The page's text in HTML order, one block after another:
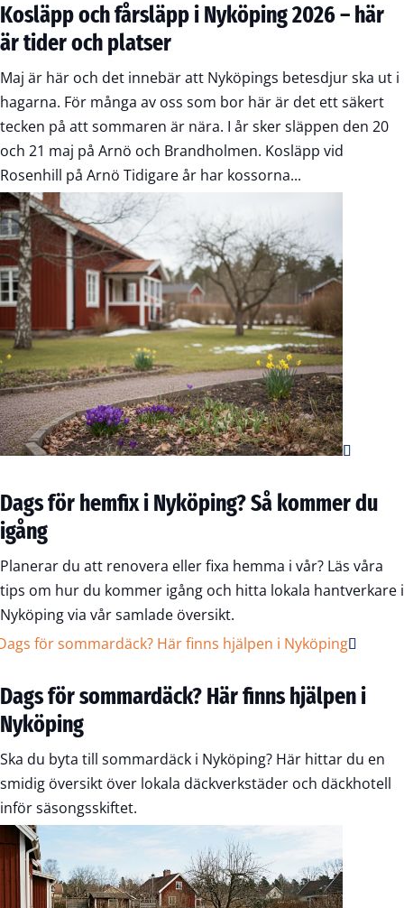
Kosläpp och fårsläpp i Nyköping 2026 – här
är tider och platser
Maj är här och det innebär att Nyköpings betesdjur ska ut i
hagarna. För många av oss som bor här är det ett säkert
tecken på att sommaren är nära. I år sker släppen den 20
och 21 maj på Arnö och Brandholmen. Kosläpp vid
Rosenhill på Arnö Tidigare år har kossorna...
Dags för hemfix i Nyköping? Så kommer du
igång
Planerar du att renovera eller fixa hemma i vår? Läs våra
tips om hur du kommer igång och hitta lokala hantverkare i
Nyköping via vår samlade översikt.
Dags för sommardäck? Här finns hjälpen i
Nyköping
Ska du byta till sommardäck i Nyköping? Här hittar du en
smidig översikt över lokala däckverkstäder och däckhotell
inför säsongsskiftet.